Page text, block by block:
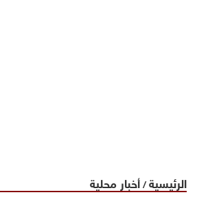
الرئيسية/أخبار محلية